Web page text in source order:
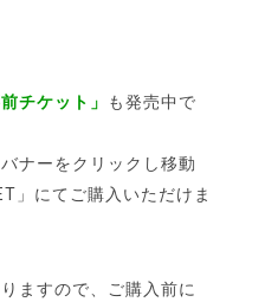
チケット」
も発売中で
ナーをクリックし移動
」にてご購入いただけま
ますので、ご購入前に